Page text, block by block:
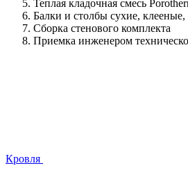
Теплая кладочная смесь
Балки и столбы сухие, клееные,
Сборка стенового комплекта
Приемка инженером
Кровля